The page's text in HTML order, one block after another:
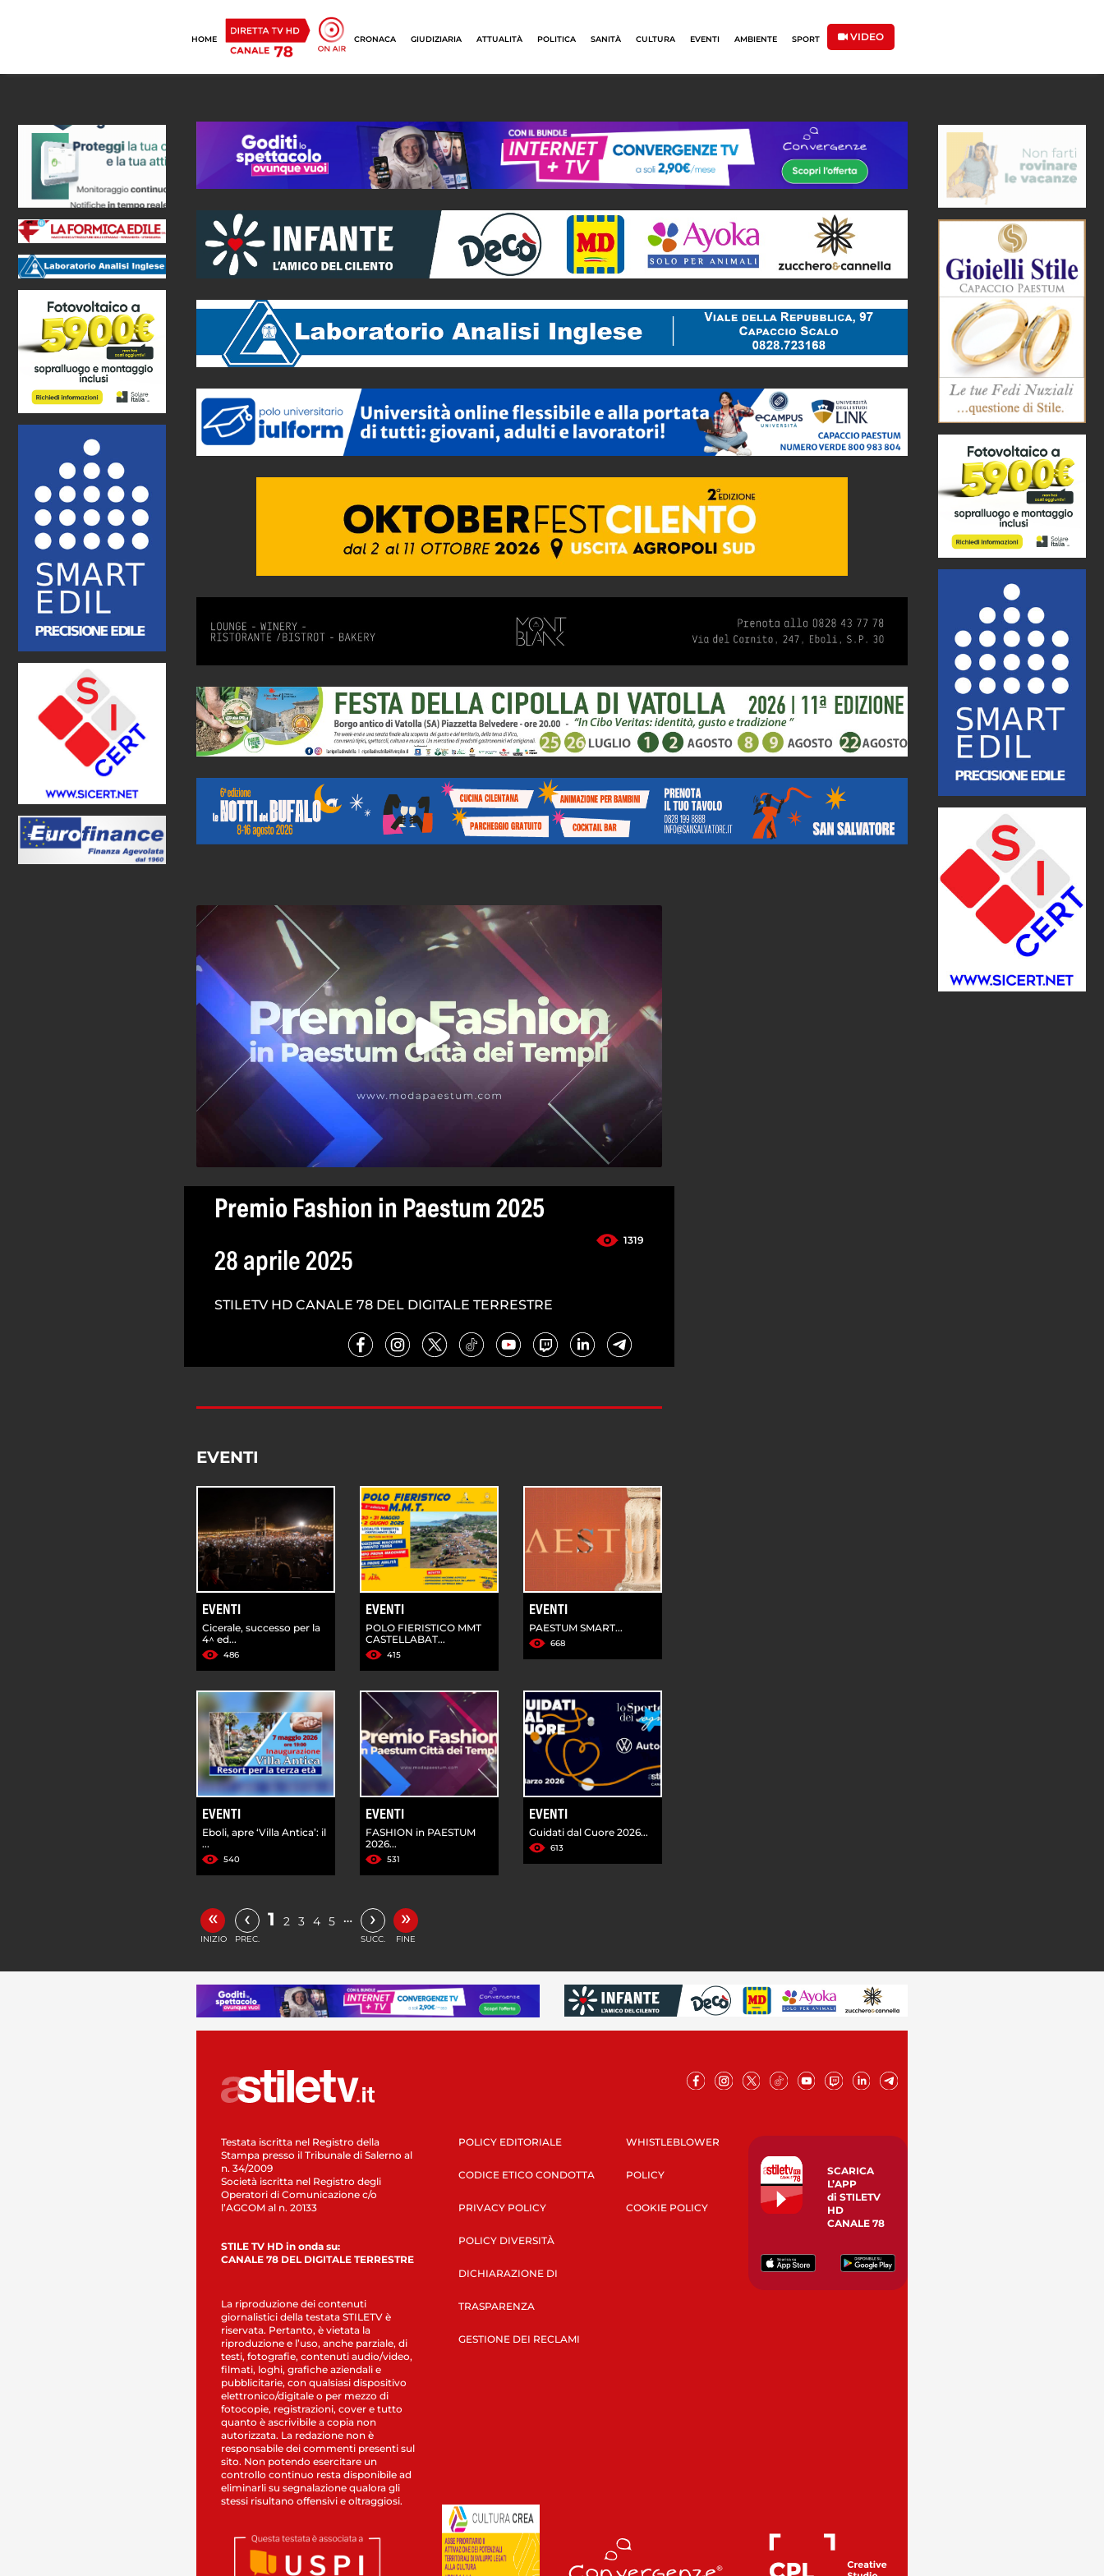
HOME CRONACA GIUDIZIARIA ATTUALITÀ POLITICA SANITÀ CULTURA EVENTI AMBIENTE SPORT VIDEO
Premio Fashion in Paestum 2025
1319
28 aprile 2025
STILETV HD CANALE 78 DEL DIGITALE TERRESTRE
EVENTI
EVENTI
Cicerale, successo per la
4^ ed...
486
EVENTI
POLO FIERISTICO MMT
CASTELLABAT...
415
EVENTI
PAESTUM SMART...
668
EVENTI
Eboli, apre ‘Villa Antica’: il
...
540
EVENTI
FASHION in PAESTUM
2026...
531
EVENTI
Guidati dal Cuore 2026...
613
«
INIZIO
‹
PREC.
1 2 3 4 5 … ›
SUCC.
»
FINE
Testata iscritta nel Registro della
Stampa presso il Tribunale di Salerno al
n. 34/2009
Società iscritta nel Registro degli
Operatori di Comunicazione c/o
l’AGCOM al n. 20133
STILE TV HD in onda su:
CANALE 78 DEL DIGITALE TERRESTRE
La riproduzione dei contenuti
giornalistici della testata STILETV è
riservata. Pertanto, è vietata la
riproduzione e l’uso, anche parziale, di
testi, fotografie, contenuti audio/video,
filmati, loghi, grafiche aziendali e
pubblicitarie, con qualsiasi dispositivo
elettronico/digitale o per mezzo di
fotocopie, registrazioni, cover e tutto
quanto è ascrivibile a copia non
autorizzata. La redazione non è
responsabile dei commenti presenti sul
sito. Non potendo esercitare un
controllo continuo resta disponibile ad
eliminarli su segnalazione qualora gli
stessi risultano offensivi e oltraggiosi.
POLICY EDITORIALE
CODICE ETICO CONDOTTA
PRIVACY POLICY
POLICY DIVERSITÀ
DICHIARAZIONE DI
TRASPARENZA
GESTIONE DEI RECLAMI
WHISTLEBLOWER
POLICY
COOKIE POLICY
SCARICA
L’APP
di STILETV
HD
CANALE 78